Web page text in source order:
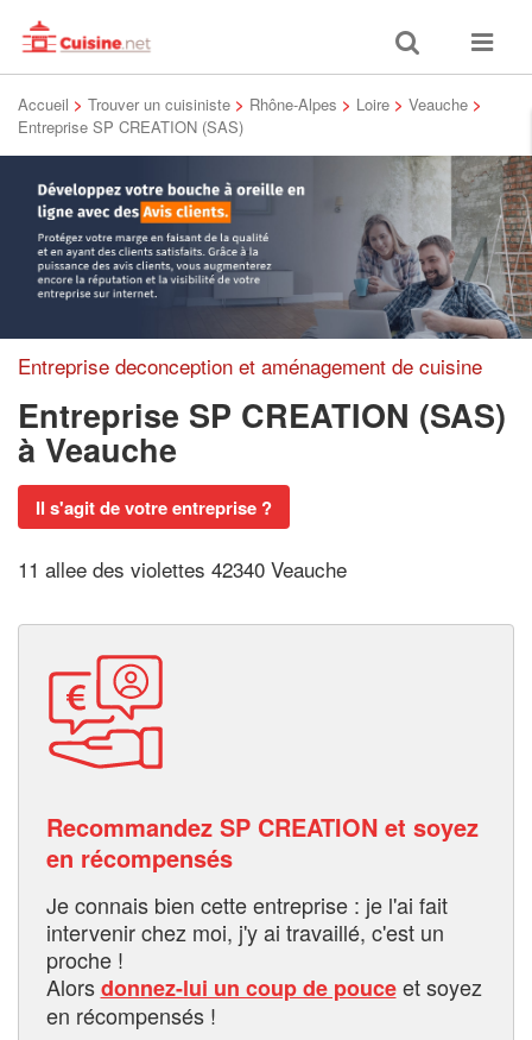
Toggle
search
Toggle
Accueil > Trouver un cuisiniste > Rhône-Alpes > Loire > Veauche >
Entreprise SP CREATION (SAS)
Entreprise deconception et aménagement de cuisine
Entreprise SP CREATION (SAS)
à Veauche
Il s'agit de votre entreprise ?
11 allee des violettes 42340 Veauche
Recommandez SP CREATION et soyez
en récompensés
Je connais bien cette entreprise : je l'ai fait
intervenir chez moi, j'y ai travaillé, c'est un
proche !
Alorsdonnez-lui un coup de pouceet soyez
en récompensés !